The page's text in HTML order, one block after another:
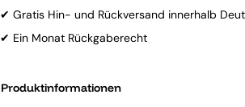
✔ Gratis Hin- und Rückversand innerhalb
✔ Ein Monat Rückgaberecht
Produktinformationen